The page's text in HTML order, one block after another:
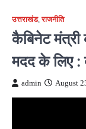
उत्तराखंड,राजनीति
कैबिनेट मंत्री
मदद के लिए :
admin August